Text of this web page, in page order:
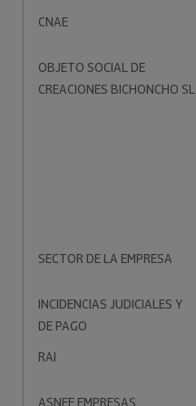
CNAE
OBJETO SOCIAL DE
CREACIONES BICHONCHO SL
SECTOR DE LA EMPRESA
INCIDENCIAS JUDICIALES Y
DE PAGO
RAI
ASNEF EMPRESAS